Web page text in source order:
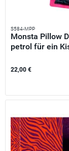
S584-MPP
Monsta Pillow
petrol für ein
22,00 €